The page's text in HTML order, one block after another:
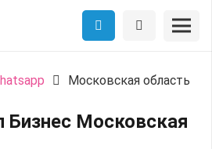
Московская область
Бизнес Московская